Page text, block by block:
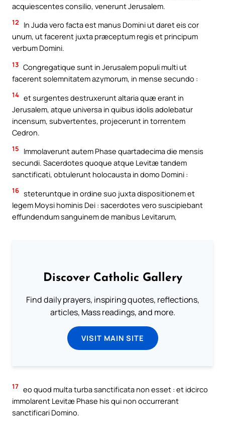
acquiescentes consilio, venerunt Jerusalem.
12
In Juda vero facta est manus Domini ut daret eis cor
unum, ut facerent juxta præceptum regis et principum
verbum Domini.
13 Congregatique sunt in Jerusalem populi multi ut
facerent solemnitatem azymorum, in mense secundo :
14 et surgentes destruxerunt altaria quæ erant in
Jerusalem, atque universa in quibus idolis adolebatur
incensum, subvertentes, projecerunt in torrentem
Cedron.
15
Immolaverunt autem Phase quartadecima die mensis
secundi. Sacerdotes quoque atque Levitæ tandem
sanctificati, obtulerunt holocausta in domo Domini :
16 steteruntque in ordine suo juxta dispositionem et
legem Moysi hominis Dei : sacerdotes vero suscipiebant
effundendum sanguinem de manibus Levitarum,
Discover Catholic Gallery
Find daily prayers, inspiring quotes, reflections,
articles, Mass readings, and more.
VISIT MAIN SITE
17 eo quod multa turba sanctificata non esset : et idcirco
immolarent Levitæ Phase his qui non occurrerant
sanctificari Domino.